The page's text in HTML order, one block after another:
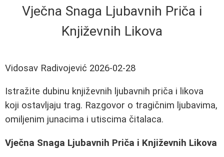
Vječna Snaga Ljubavnih Priča i
Književnih Likova
Vidosav Radivojević 2026-02-28
Istražite dubinu književnih ljubavnih priča i likova
koji ostavljaju trag. Razgovor o tragičnim ljubavima,
omiljenim junacima i utiscima čitalaca.
Vječna Snaga Ljubavnih Priča i Književnih Likova